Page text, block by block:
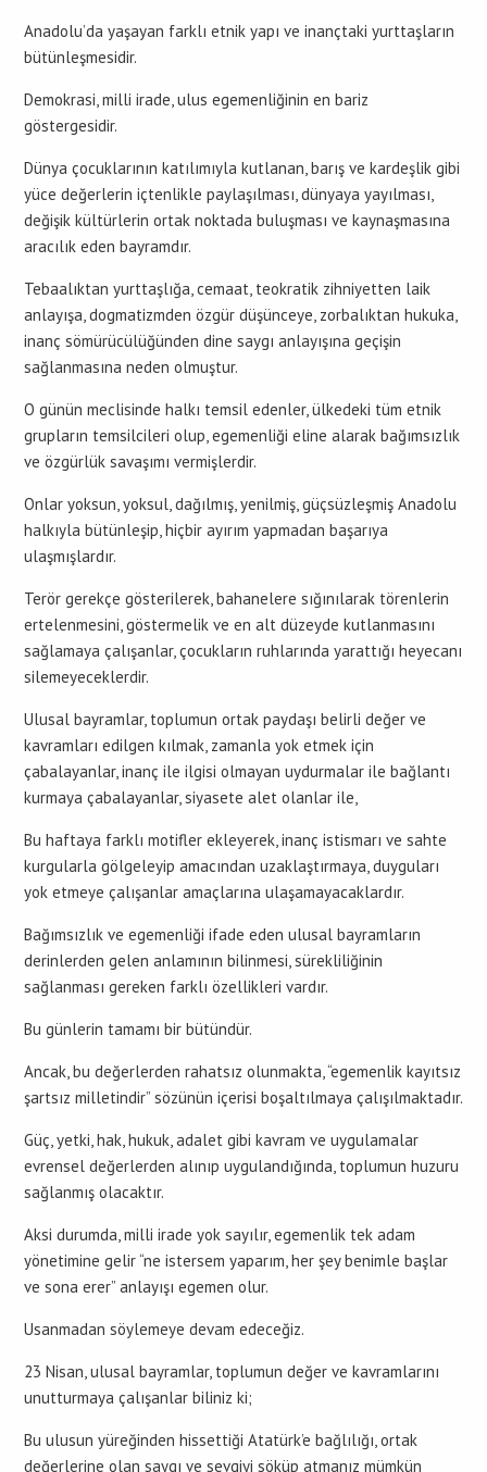
Anadolu’da yaşayan farklı etnik yapı ve inançtaki yurttaşların
bütünleşmesidir.
Demokrasi, milli irade, ulus egemenliğinin en bariz
göstergesidir.
Dünya çocuklarının katılımıyla kutlanan, barış ve kardeşlik gibi
yüce değerlerin içtenlikle paylaşılması, dünyaya yayılması,
değişik kültürlerin ortak noktada buluşması ve kaynaşmasına
aracılık eden bayramdır.
Tebaalıktan yurttaşlığa, cemaat, teokratik zihniyetten laik
anlayışa, dogmatizmden özgür düşünceye, zorbalıktan hukuka,
inanç sömürücülüğünden dine saygı anlayışına geçişin
sağlanmasına neden olmuştur.
O günün meclisinde halkı temsil edenler, ülkedeki tüm etnik
grupların temsilcileri olup, egemenliği eline alarak bağımsızlık
ve özgürlük savaşımı vermişlerdir.
Onlar yoksun, yoksul, dağılmış, yenilmiş, güçsüzleşmiş Anadolu
halkıyla bütünleşip, hiçbir ayırım yapmadan başarıya
ulaşmışlardır.
Terör gerekçe gösterilerek, bahanelere sığınılarak törenlerin
ertelenmesini, göstermelik ve en alt düzeyde kutlanmasını
sağlamaya çalışanlar, çocukların ruhlarında yarattığı heyecanı
silemeyeceklerdir.
Ulusal bayramlar, toplumun ortak paydaşı belirli değer ve
kavramları edilgen kılmak, zamanla yok etmek için
çabalayanlar, inanç ile ilgisi olmayan uydurmalar ile bağlantı
kurmaya çabalayanlar, siyasete alet olanlar ile,
Bu haftaya farklı motifler ekleyerek, inanç istismarı ve sahte
kurgularla gölgeleyip amacından uzaklaştırmaya, duyguları
yok etmeye çalışanlar amaçlarına ulaşamayacaklardır.
Bağımsızlık ve egemenliği ifade eden ulusal bayramların
derinlerden gelen anlamının bilinmesi, sürekliliğinin
sağlanması gereken farklı özellikleri vardır.
Bu günlerin tamamı bir bütündür.
Ancak, bu değerlerden rahatsız olunmakta, “egemenlik kayıtsız
şartsız milletindir” sözünün içerisi boşaltılmaya çalışılmaktadır.
Güç, yetki, hak, hukuk, adalet gibi kavram ve uygulamalar
evrensel değerlerden alınıp uygulandığında, toplumun huzuru
sağlanmış olacaktır.
Aksi durumda, milli irade yok sayılır, egemenlik tek adam
yönetimine gelir “ne istersem yaparım, her şey benimle başlar
ve sona erer” anlayışı egemen olur.
Usanmadan söylemeye devam edeceğiz.
23 Nisan, ulusal bayramlar, toplumun değer ve kavramlarını
unutturmaya çalışanlar biliniz ki;
Bu ulusun yüreğinden hissettiği Atatürk’e bağlılığı, ortak
değerlerine olan saygı ve sevgiyi söküp atmanız mümkün